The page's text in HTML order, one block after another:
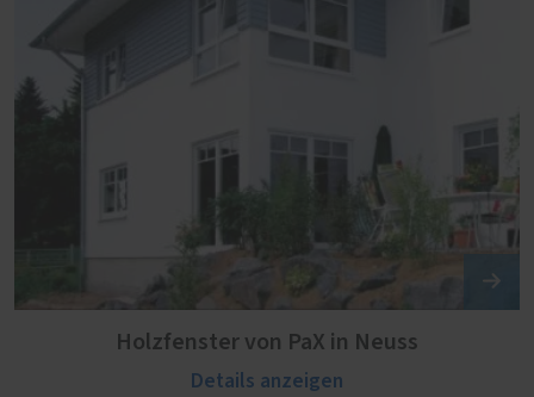
Holzfenster von PaX in Neuss
Details anzeigen